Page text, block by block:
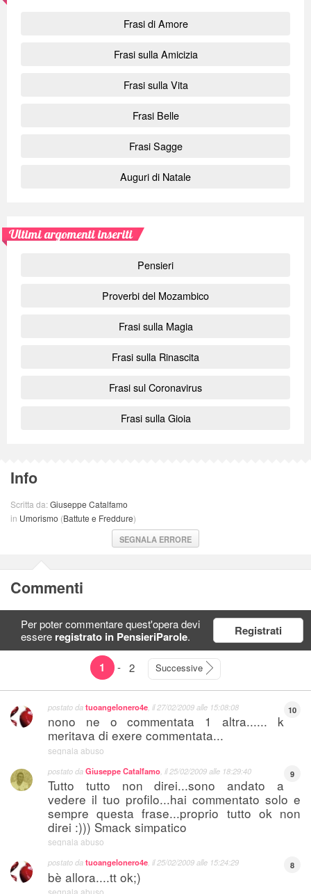
Frasi di Amore
Frasi sulla Amicizia
Frasi sulla Vita
Frasi Belle
Frasi Sagge
Auguri di Natale
Ultimi argomenti inseriti
Pensieri
Proverbi del Mozambico
Frasi sulla Magia
Frasi sulla Rinascita
Frasi sul Coronavirus
Frasi sulla Gioia
Info
Scritta da:Giuseppe Catalfamo
in Umorismo (Battute e Freddure)
SEGNALA ERRORE
Commenti
Per poter commentare quest'opera devi
essere registrato in PensieriParole. Registrati
1 - 2 Successive
10
postato datuoangelonero4e, il27/02/2009 alle 15:08:08
nono ne o commentata 1 altra...... k
meritava di exere commentata...
segnala abuso
9
postato daGiuseppe Catalfamo , il25/02/2009 alle 18:29:40
Tutto tutto non direi...sono andato a
vedere il tuo profilo...hai commentato solo e
sempre questa frase...proprio tutto ok non
direi :))) Smack simpatico
segnala abuso
8
postato datuoangelonero4e, il25/02/2009 alle 15:24:29
bè allora....tt ok;)
segnala abuso